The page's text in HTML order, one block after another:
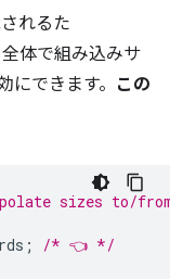
れるた
体で組み込みサ
できます。 この
sizes to/
;
/* 👈 */